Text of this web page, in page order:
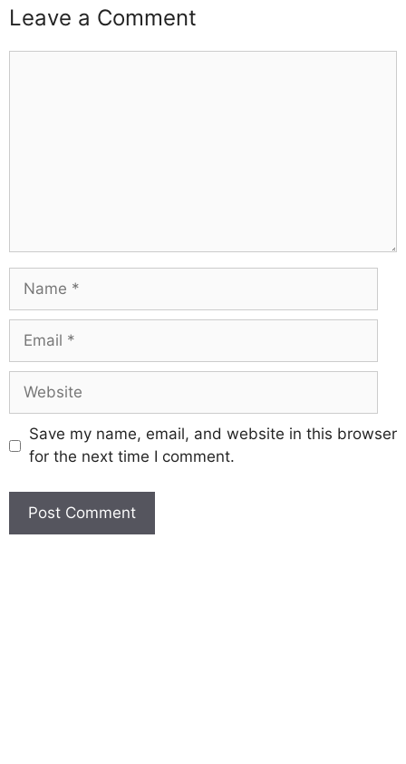
Leave a Comment
Save my name, email, and website in this browser
for the next time I comment.